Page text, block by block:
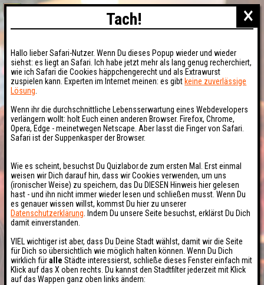
×
Tach!
Hallo lieber Safari-Nutzer. Wenn Du dieses Popup wieder und wieder
siehst: es liegt an Safari. Ich habe jetzt mehr als lang genug recherchiert,
wie ich Safari die Cookies häppchengerecht und als Extrawurst
zuspielen kann. Experten im Internet meinen: es gibt keine zuverlässige
Lösung
Wenn ihr die durchschnittliche Lebensserwartung eines Webdevelopers
verlängern wollt: holt Euch einen anderen Browser. Firefox, Chrome,
Opera, Edge - meinetwegen Netscape. Aber lasst die Finger von Safari.
Safari ist der Suppenkasper der Browser.
Wie es scheint, besuchst Du Quizlabor.de zum ersten Mal. Erst einmal
weisen wir Dich darauf hin, dass wir Cookies verwenden, um uns
(ironischer Weise) zu speichern, das Du DIESEN Hinweis hier gelesen
hast - und ihn nicht immer wieder lesen und schließen musst. Wenn Du
es genauer wissen willst, kommst Du hier zu unserer
Datenschutzerklärung . Indem Du unsere Seite besuchst, erklärst Du Dich
damit einverstanden.
VIEL wichtiger ist aber, dass Du Deine Stadt wählst, damit wir die Seite
für Dich so übersichtlich wie möglich halten können. Wenn Du Dich
wirklich füralle Städte interessierst, schließe dieses Fenster einfach mit
Klick auf das X oben rechts. Du kannst den Stadtfilter jederzeit mit Klick
auf das Wappen ganz oben links ändern: